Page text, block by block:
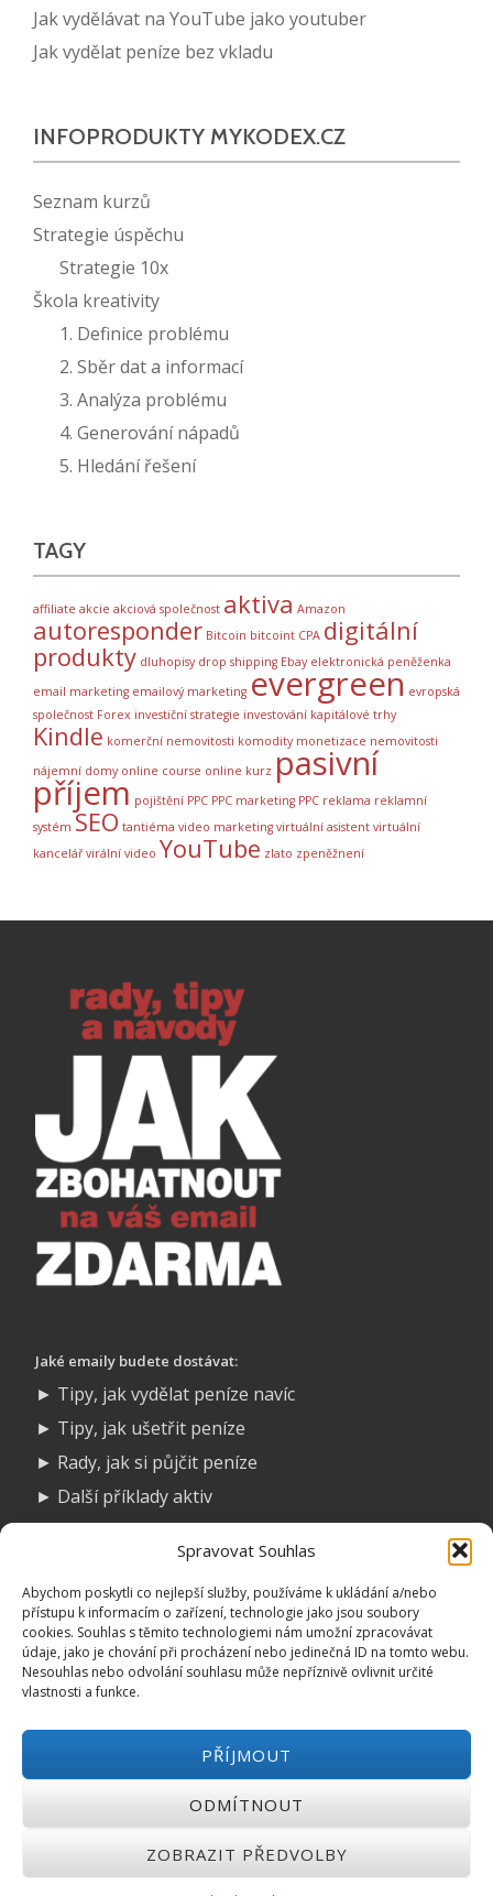
Spravovat Souhlas
Abychom poskytli co nejlepší služby, používáme k ukládání a/nebo
přístupu k informacím o zařízení, technologie jako jsou soubory
cookies. Souhlas s těmito technologiemi nám umožní zpracovávat
údaje, jako je chování při procházení nebo jedinečná ID na tomto webu.
Nesouhlas nebo odvolání souhlasu může nepříznivě ovlivnit určité
vlastnosti a funkce.
PŘÍJMOUT
ODMÍTNOUT
ZOBRAZIT PŘEDVOLBY
Jak vydělávat na YouTube jako youtuber
Jak vydělat peníze bez vkladu
INFOPRODUKTY MYKODEX.CZ
Seznam kurzů
Strategie úspěchu
Strategie 10x
Škola kreativity
1. Definice problému
2. Sběr dat a informací
3. Analýza problému
4. Generování nápadů
5. Hledání řešení
TAGY
affiliate akcie akciová společnost aktiva Amazon
autoresponder Bitcoin bitcoint CPA digitální
produkty dluhopisy drop shipping Ebay elektronická peněženka
email marketing emailový marketing evergreen evropská
společnost Forex investiční strategie investování kapitálové trhy
Kindle komerční nemovitosti komodity monetizace nemovitosti
nájemní domy online course online kurz pasivní
příjem pojištění PPC PPC marketing PPC reklama reklamní
systém SEO tantiéma video marketing virtuální asistent virtuální
kancelář virální video YouTube zlato zpeněžnení
Jaké emaily budete dostávat:
► Tipy, jak vydělat peníze navíc
► Tipy, jak ušetřit peníze
► Rady, jak si půjčit peníze
► Další příklady aktiv
► Návody, jak vytvořit aktiva
► Nápady na online podnikání
Přihlášením k odběru souhlasíte se zasíláním obchodních
sdělení a zpracováním osobních údajů.
Druhé
ménu
Odmítnutí odpovědnosti
stránek